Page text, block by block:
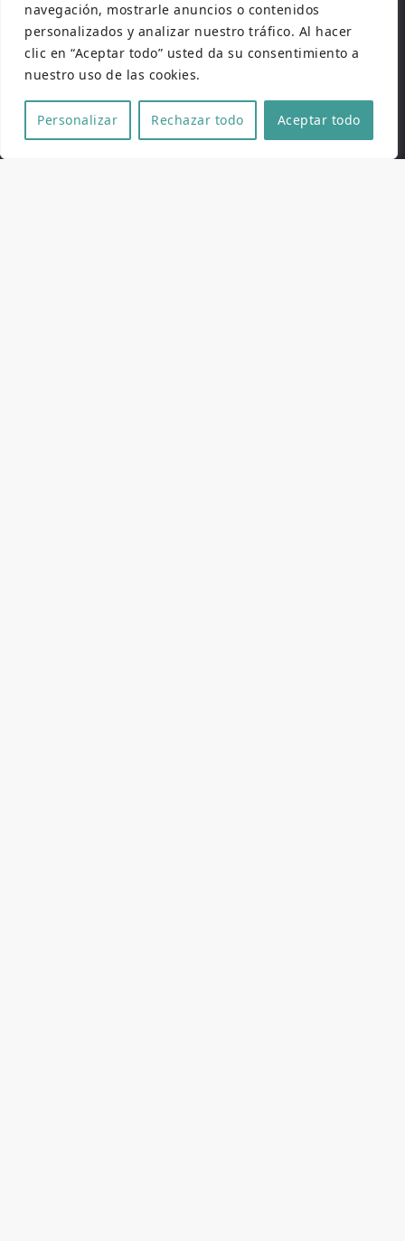
navegación, mostrarle anuncios o contenidos
personalizados y analizar nuestro tráfico. Al hacer
clic en “Aceptar todo” usted da su consentimiento a
nuestro uso de las cookies.
Personalizar Rechazar todo Aceptar todo
APP PUFA
Si queréis llevar en la palma de vuestra mano
toda la programación del festival, así como
invitados, jurados, premios de honor y
actividades paralelas, podéis descargaros
nuestra APP oficial tanto enGoogle Playcomo